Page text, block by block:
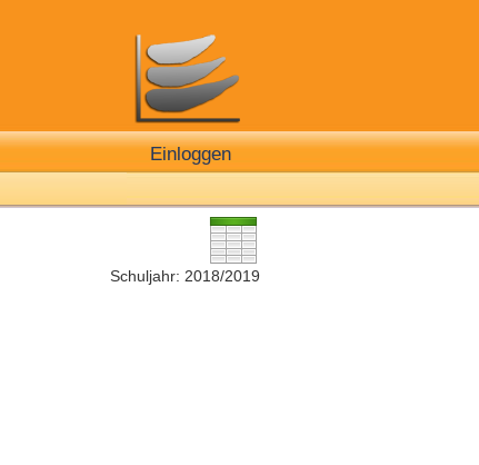
Einloggen
Schuljahr: 2018/2019